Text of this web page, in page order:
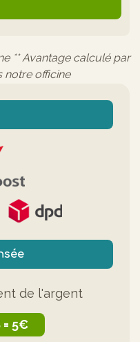
** Avantage calculé par
notre officine
de l'argent
= 5€